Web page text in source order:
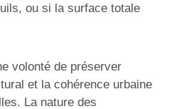
ou si la surface totale
volonté de préserver
et la cohérence urbaine
La nature des